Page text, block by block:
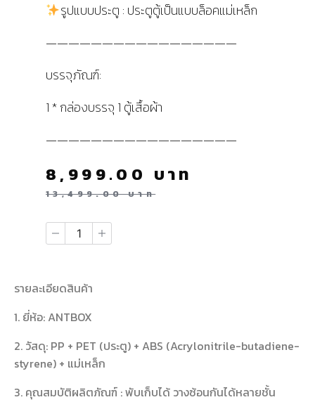
รูปแบบประตู : ประตูตู้เป็นแบบล็อคแม่เหล็ก
—————————————————
บรรจุภัณฑ์:
1 * กล่องบรรจุ 1 ตู้เสื้อผ้า
—————————————————
13,499.00บาท
8,999.00 บาท
รายละเอียดสินค้า
1. ยี่ห้อ: ANTBOX
2. วัสดุ: PP + PET (ประตู) + ABS (Acrylonitrile-butadiene-
styrene) + แม่เหล็ก
3. คุณสมบัติผลิตภัณฑ์ : พับเก็บได้ วางซ้อนกันได้หลายชั้น